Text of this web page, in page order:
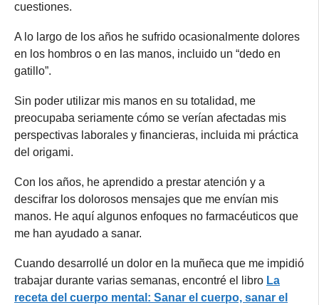
cuestiones.
A lo largo de los años he sufrido ocasionalmente dolores
en los hombros o en las manos, incluido un “dedo en
gatillo”.
Sin poder utilizar mis manos en su totalidad, me
preocupaba seriamente cómo se verían afectadas mis
perspectivas laborales y financieras, incluida mi práctica
del origami.
Con los años, he aprendido a prestar atención y a
descifrar los dolorosos mensajes que me envían mis
manos. He aquí algunos enfoques no farmacéuticos que
me han ayudado a sanar.
Cuando desarrollé un dolor en la muñeca que me impidió
trabajar durante varias semanas, encontré el libro La
receta del cuerpo mental: Sanar el cuerpo, sanar el